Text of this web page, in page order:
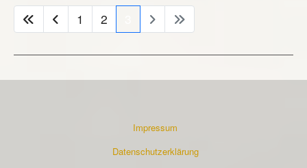
1 2
Impressum
Datenschutzerklärung